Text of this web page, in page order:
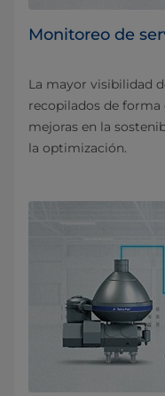
Monitoreo de
La mayor visibilidad
recopilados de
mejoras en la
la optimización.